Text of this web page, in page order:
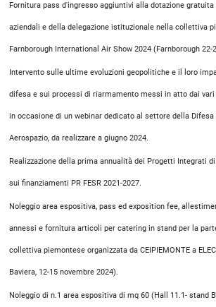
Fornitura pass d'ingresso aggiuntivi alla dotazione
aziendali e della delegazione istituzionale nella collettiva
Farnborough International Air Show 2024 (Farnborough 22-
Intervento sulle ultime evoluzioni geopolitiche e il loro
difesa e sui processi di riarmamento messi in atto dai vari
in occasione di un webinar dedicato al settore della
Aerospazio, da realizzare a giugno 2024.
Realizzazione della prima annualità dei Progetti Integrati
sui finanziamenti PR FESR 2021-2027.
Noleggio area espositiva, pass ed exposition fee,
annessi e fornitura articoli per catering in stand per la
collettiva piemontese organizzata da CEIPIEMONTE a
Baviera, 12-15 novembre 2024).
Noleggio di n.1 area espositiva di mq 60 (Hall 11.1- stand